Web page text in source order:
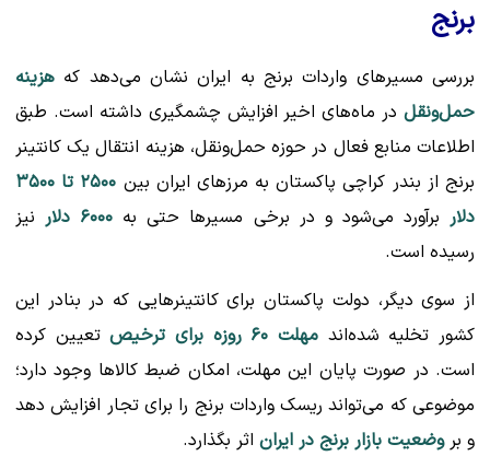
برنج
بررسی مسیرهای واردات برنج به ایران نشان می‌دهد که هزینه
حمل‌ونقل در ماه‌های اخیر افزایش چشمگیری داشته است. طبق
اطلاعات منابع فعال در حوزه حمل‌ونقل، هزینه انتقال یک کانتینر
برنج از بندر کراچی پاکستان به مرزهای ایران بین
۲۵۰۰ تا ۳۵۰۰
دلاربرآورد می‌شود و در برخی مسیرها حتی به ۶۰۰۰ دلار
نیز
رسیده است.
از سوی دیگر، دولت پاکستان برای کانتینرهایی که در بنادر این
کشور تخلیه شده‌اند مهلت ۶۰ روزه برای ترخیص
تعیین کرده
است. در صورت پایان این مهلت، امکان ضبط کالاها وجود دارد؛
موضوعی که می‌تواند ریسک واردات برنج را برای تجار افزایش دهد
و بروضعیت بازار برنج در ایران اثر بگذارد.